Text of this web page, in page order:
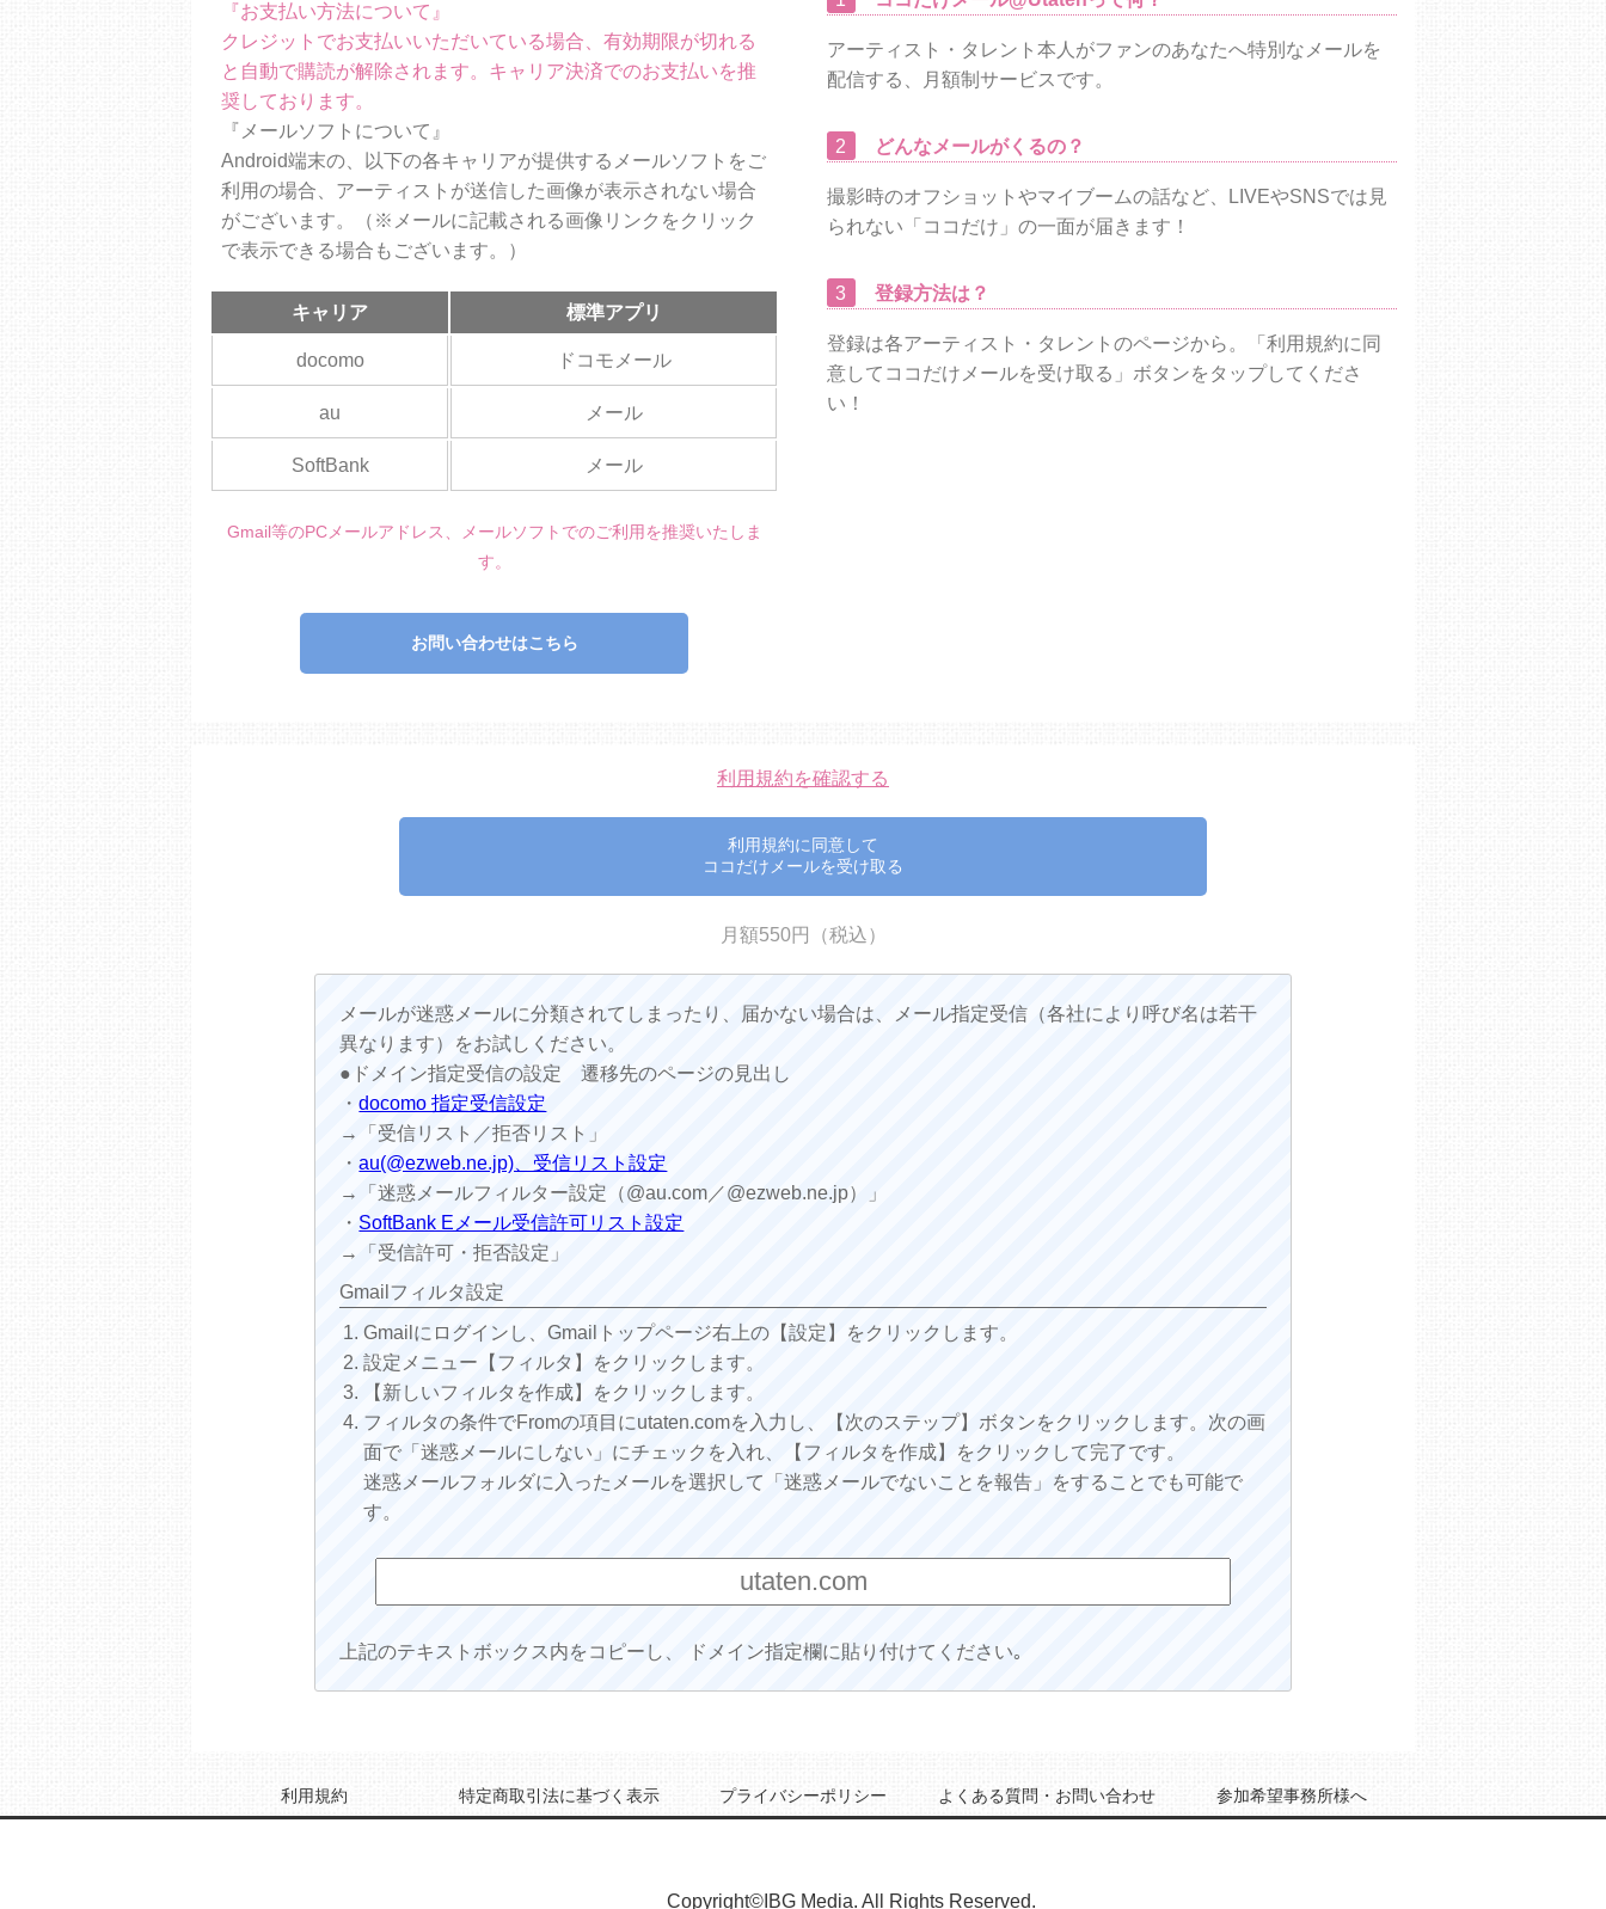
アーティスト・タレント本人がファンのあなたへ特別なメールを
配信する、月額制サービスです。
2 どんなメールがくるの？
撮影時のオフショットやマイブームの話など、LIVEやSNSでは見
られない「ココだけ」の一面が届きます！
3 登録方法は？
登録は各アーティスト・タレントのページから。「利用規約に同
意してココだけメールを受け取る」ボタンをタップしてくださ
い！
『お支払い方法について』
クレジットでお支払いいただいている場合、有効期限が切れる
と自動で購読が解除されます。キャリア決済でのお支払いを推
奨しております。
『メールソフトについて』
Android端末の、以下の各キャリアが提供するメールソフトをご
利用の場合、アーティストが送信した画像が表示されない場合
がございます。（※メールに記載される画像リンクをクリック
で表示できる場合もございます。）
キャリア 標準アプリ
docomo ドコモメール
au メール
SoftBank メール
Gmail等のPCメールアドレス、メールソフトでのご利用を推奨いたしま
す。
お問い合わせはこちら
利用規約を確認する
利用規約に同意して
ココだけメールを受け取る
月額550円（税込）
メールが迷惑メールに分類されてしまったり、届かない場合は、メール指定受信（各社により呼び名は若干
異なります）をお試しください。
●ドメイン指定受信の設定 遷移先のページの見出し
・docomo 指定受信設定
→「受信リスト／拒否リスト」
・au(@ezweb.ne.jp)、受信リスト設定
→「迷惑メールフィルター設定（@au.com／@ezweb.ne.jp）」
・SoftBank Eメール受信許可リスト設定
→「受信許可・拒否設定」
Gmailフィルタ設定
Gmailにログインし、Gmailトップページ右上の【設定】をクリックします。
設定メニュー【フィルタ】をクリックします。
【新しいフィルタを作成】をクリックします。
フィルタの条件でFromの項目にutaten.comを入力し、【次のステップ】ボタンをクリックします。次の画
面で「迷惑メールにしない」にチェックを入れ、【フィルタを作成】をクリックして完了です。
迷惑メールフォルダに入ったメールを選択して「迷惑メールでないことを報告」をすることでも可能で
す。
上記のテキストボックス内をコピーし、 ドメイン指定欄に貼り付けてください｡
利用規約 特定商取引法に基づく表示 プライバシーポリシー よくある質問・お問い合わせ 参加希望事務所様へ
Copyright©IBG Media. All Rights Reserved.